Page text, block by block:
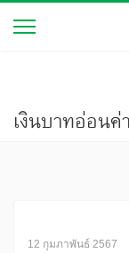
12 กุมภาพันธ์ 2567